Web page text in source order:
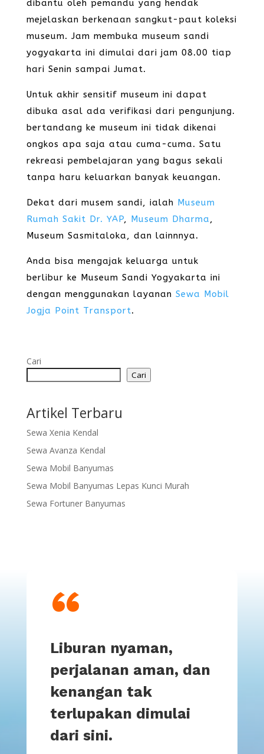
dibantu oleh pemandu yang hendak
mejelaskan berkenaan sangkut-paut koleksi
museum. Jam membuka museum sandi
yogyakarta ini dimulai dari jam 08.00 tiap
hari Senin sampai Jumat.
Untuk akhir sensitif museum ini dapat
dibuka asal ada verifikasi dari pengunjung.
bertandang ke museum ini tidak dikenai
ongkos apa saja atau cuma-cuma. Satu
rekreasi pembelajaran yang bagus sekali
tanpa haru keluarkan banyak keuangan.
Dekat dari musem sandi, ialah Museum
Rumah Sakit Dr. YAP, Museum Dharma,
Museum Sasmitaloka, dan lainnnya.
Anda bisa mengajak keluarga untuk
berlibur ke Museum Sandi Yogyakarta ini
dengan menggunakan layanan Sewa Mobil
Jogja Point Transport.
Cari
Cari
Artikel Terbaru
Sewa Xenia Kendal
Sewa Avanza Kendal
Sewa Mobil Banyumas
Sewa Mobil Banyumas Lepas Kunci Murah
Sewa Fortuner Banyumas
“
Liburan nyaman,
perjalanan aman, dan
kenangan tak
terlupakan dimulai
dari sini.